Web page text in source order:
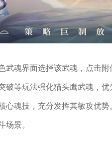
武魂界面选择该武魂，点击
破等玩法强化猫头鹰武魂，
心魂技，充分发挥其敏攻优
景。